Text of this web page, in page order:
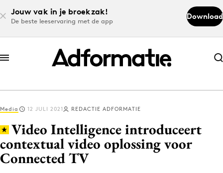
Jouw vak in je broekzak!
De beste leeservaring met de app
Download
Abonneer nu
Abonneer nu
Log in
Download de app
Volg het laatste nieuws via de Adformatie
Media 12 JULI 2021 REDACTIE ADFORMATIE
Video Intelligence introduceert
contextual video oplossing voor
Connected TV